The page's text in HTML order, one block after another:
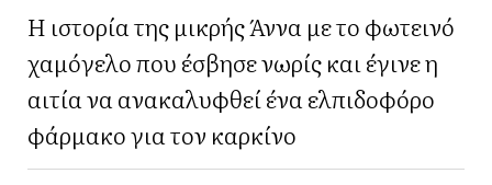
Η ιστορία της μικρής Άννα με το φωτεινό
χαμόγελο που έσβησε νωρίς και έγινε η
αιτία να ανακαλυφθεί ένα ελπιδοφόρο
φάρμακο για τον καρκίνο